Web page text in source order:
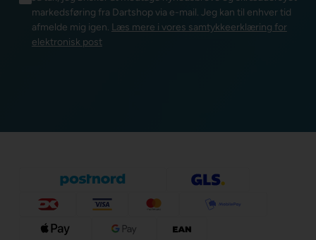
markedsføring fra Dartshop via e-mail. Jeg kan til enhver tid
afmelde mig igen. Læs mere i vores samtykkeerklæring for
elektronisk post